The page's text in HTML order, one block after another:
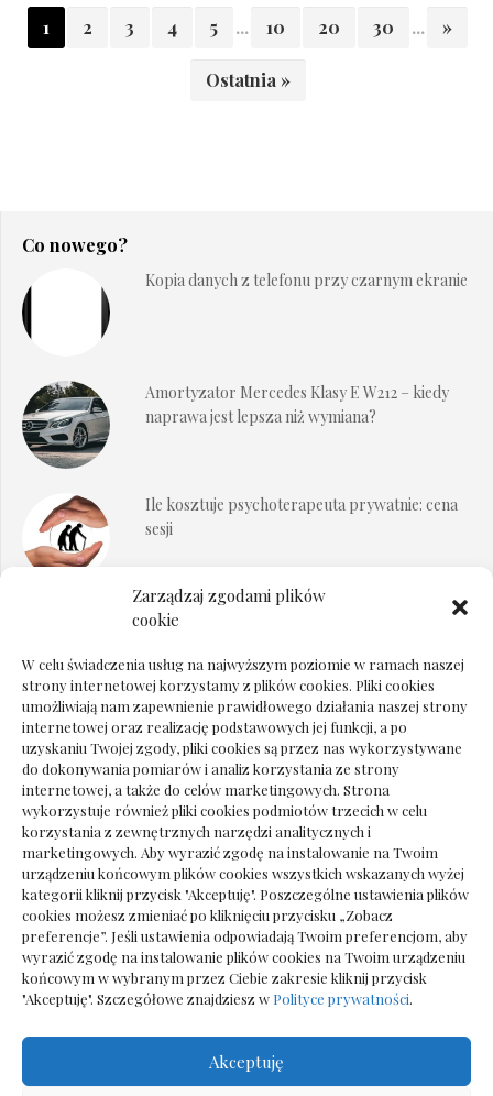
Zarządzaj zgodami plików
cookie
W celu świadczenia usług na najwyższym poziomie w ramach naszej
strony internetowej korzystamy z plików cookies. Pliki cookies
umożliwiają nam zapewnienie prawidłowego działania naszej strony
internetowej oraz realizację podstawowych jej funkcji, a po
uzyskaniu Twojej zgody, pliki cookies są przez nas wykorzystywane
do dokonywania pomiarów i analiz korzystania ze strony
internetowej, a także do celów marketingowych. Strona
wykorzystuje również pliki cookies podmiotów trzecich w celu
korzystania z zewnętrznych narzędzi analitycznych i
marketingowych. Aby wyrazić zgodę na instalowanie na Twoim
urządzeniu końcowym plików cookies wszystkich wskazanych wyżej
kategorii kliknij przycisk "Akceptuję". Poszczególne ustawienia plików
cookies możesz zmieniać po kliknięciu przycisku „Zobacz
preferencje”. Jeśli ustawienia odpowiadają Twoim preferencjom, aby
wyrazić zgodę na instalowanie plików cookies na Twoim urządzeniu
końcowym w wybranym przez Ciebie zakresie kliknij przycisk
"Akceptuję". Szczegółowe znajdziesz w Polityce prywatności.
Akceptuję
1 2 3 4 5 ... 10 20 30 ... »
Ostatnia »
Co nowego?
Kopia danych z telefonu przy czarnym ekranie
Amortyzator Mercedes Klasy E W212 – kiedy
naprawa jest lepsza niż wymiana?
Ile kosztuje psychoterapeuta prywatnie: cena
sesji
Dokumenty do odbioru przy zmianie biura
Deska podłogowa do salonu: jak wybrać bez
pośpiechu